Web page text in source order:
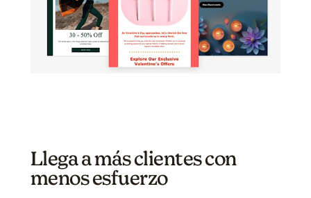
Llega a más clientes con
menos esfuerzo